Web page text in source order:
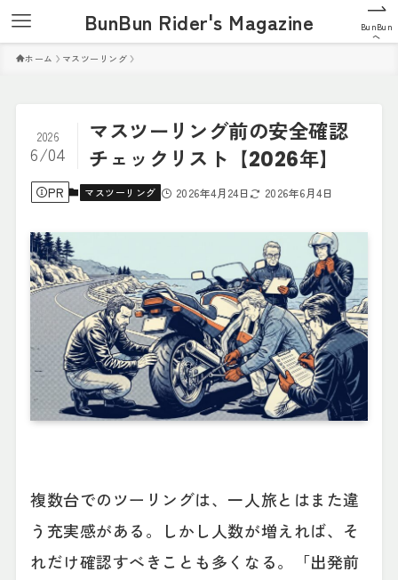
BunBun Rider's Magazine BunBun
へ
ホーム マスツーリング
マスツーリング前の安全確認
チェックリスト【2026年】
2026
6/04
PR マスツーリング 2026年4月24日 2026年6月4日
複数台でのツーリングは、一人旅とはまた違
う充実感がある。しかし人数が増えれば、そ
れだけ確認すべきことも多くなる。「出発前